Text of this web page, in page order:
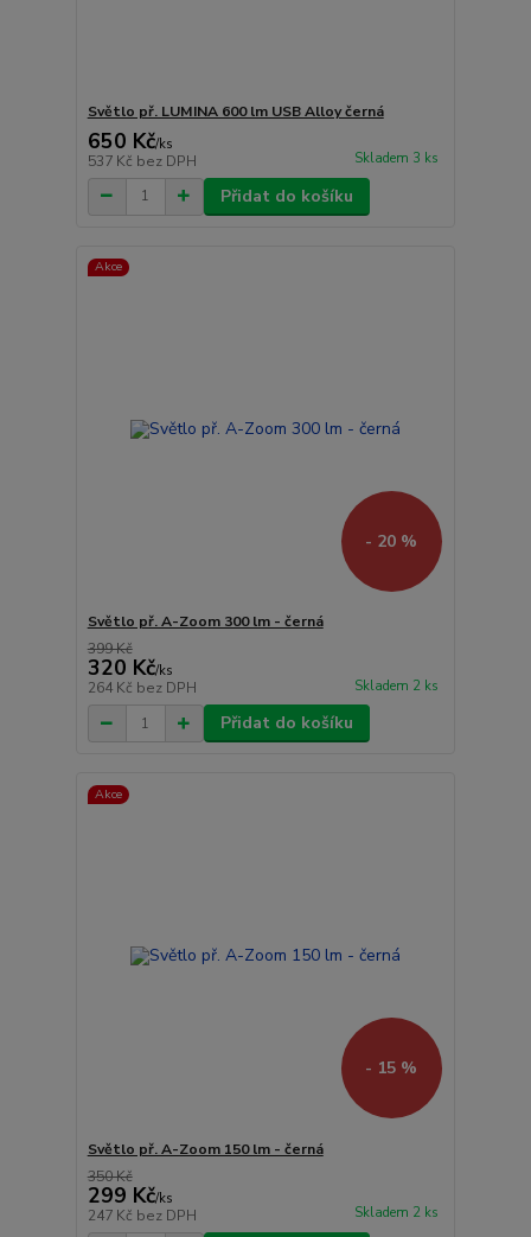
Světlo př. LUMINA 600 lm USB Alloy černá
650 Kč/ks
537 Kč bez DPH Skladem 3 ks
Přidat do košíku
Akce
- 20 %
Světlo př. A-Zoom 300 lm - černá
399 Kč
320 Kč/ks
264 Kč bez DPH Skladem 2 ks
Přidat do košíku
Akce
- 15 %
Světlo př. A-Zoom 150 lm - černá
350 Kč
299 Kč/ks
247 Kč bez DPH Skladem 2 ks